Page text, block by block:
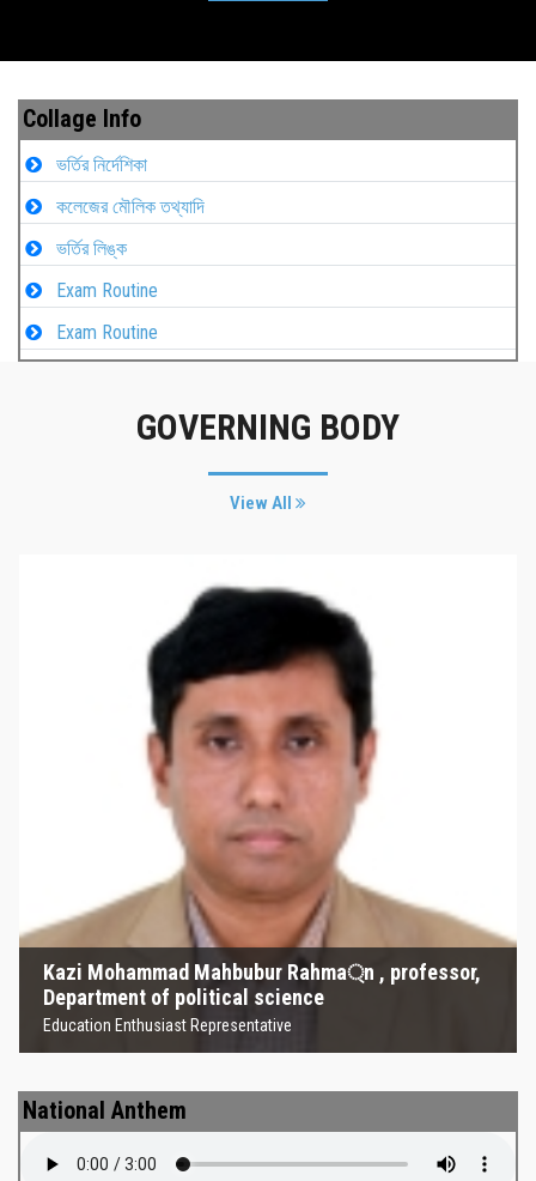
Collage Info
ভর্তির নির্দেশিকা
কলেজের মৌলিক তথ্যাদি
ভর্তির লিঙ্ক
Exam Routine
Exam Routine
GOVERNING BODY
View All
Kazi Mohammad Mahbubur Rahma্‌n , professor,
Department of political science
Education Enthusiast Representative
Kazi Mohammad Mahbubur
Rahma্‌n , professor, Department
of political science
Education Enthusiast Representative
National Anthem